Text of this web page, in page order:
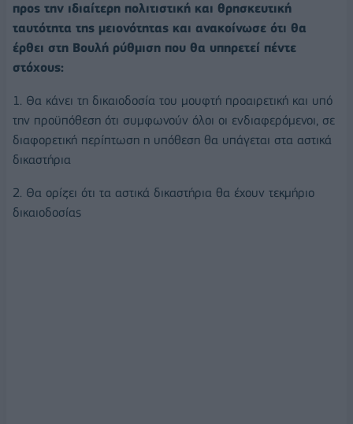
προς την ιδιαίτερη πολιτιστική και θρησκευτική
ταυτότητα της μειονότητας και ανακοίνωσε ότι θα
έρθει στη Βουλή ρύθμιση που θα υπηρετεί πέντε
στόχους:
1. Θα κάνει τη δικαιοδοσία του μουφτή προαιρετική και υπό
την προϋπόθεση ότι συμφωνούν όλοι οι ενδιαφερόμενοι, σε
διαφορετική περίπτωση η υπόθεση θα υπάγεται στα αστικά
δικαστήρια
2. Θα ορίζει ότι τα αστικά δικαστήρια θα έχουν τεκμήριο
δικαιοδοσίας